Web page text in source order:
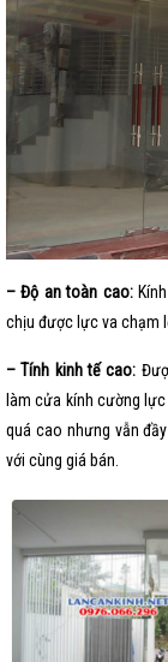
– Độ an toàn cao:
chịu được lực va chạm
– Tính kinh tế cao:
làm cửa kính cường
quá cao nhưng vẫn
với cùng giá bán.